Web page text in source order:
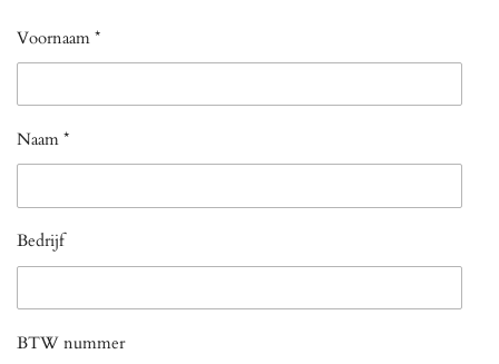
Voornaam *
Naam *
Bedrijf
BTW nummer